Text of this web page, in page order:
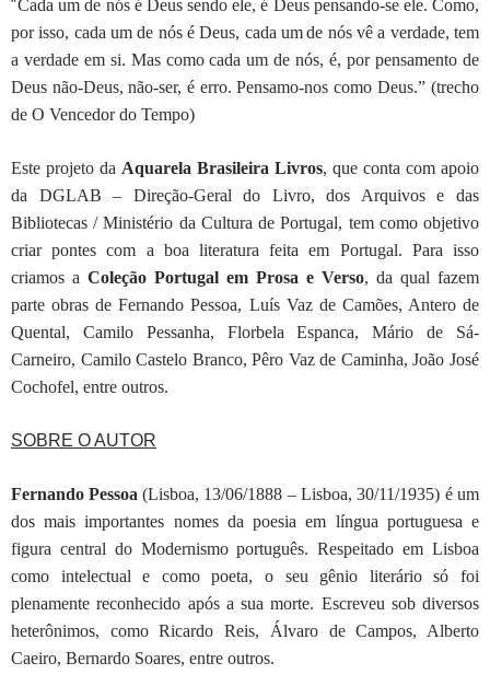
Cada um de nós é Deus sendo ele, é Deus pensando-se ele. Como,
por isso, cada um de nós é Deus, cada umde nós vê a verdade, tem
a verdade em si. Mas como cada um de nós, é, por pensamento de
Deus não-Deus, não-ser, é erro. Pensamo-nos como Deus.” (trecho
de O Vencedor do Tempo)
Este projeto da Aquarela Brasileira Livros, que conta com apoio
da DGLAB – Direção-Geral do Livro, dos Arquivos e das
Bibliotecas / Ministério da Cultura de Portugal, tem como objetivo
criar pontes com a boa literatura feita em Portugal. Para isso
criamos a Coleção Portugal em Prosa e Verso, da qual fazem
parte obras de Fernando Pessoa, Luís Vaz de Camões, Antero de
Quental, Camilo Pessanha, Florbela Espanca, Mário de Sá-
Carneiro, Camilo Castelo Branco, Pêro Vaz de Caminha, João José
Cochofel, entre outros.
SOBRE O AUTOR
Fernando Pessoa (Lisboa, 13/06/1888 – Lisboa, 30/11/1935) é um
dos mais importantes nomes da poesia em língua portuguesa e
figura central do Modernismo português. Respeitado em Lisboa
como intelectual e como poeta, o seu gênio literário só foi
plenamente reconhecido após a sua morte. Escreveu sob diversos
heterônimos, como Ricardo Reis, Álvaro de Campos, Alberto
Caeiro, Bernardo Soares, entre outros.